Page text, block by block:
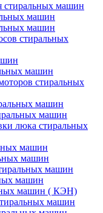
стиральных машин
машин
машин
стиральных
машин
стиральных
машин
машин
люка стиральных
машин
машин
машин
машин
машин ( КЭН)
машин